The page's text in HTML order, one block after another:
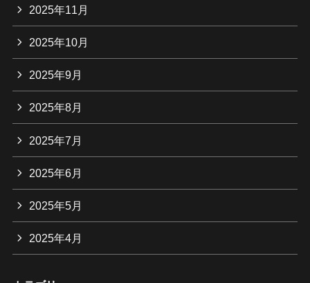
2025年11月
2025年10月
2025年9月
2025年8月
2025年7月
2025年6月
2025年5月
2025年4月